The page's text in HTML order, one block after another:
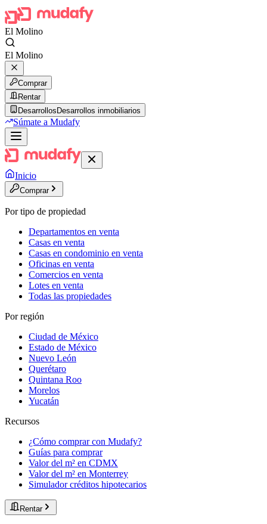
El Molino
El Molino
Comprar
Rentar
Desarrollos Desarrollos inmobiliarios
Súmate a Mudafy
Inicio
Comprar
Por tipo de propiedad
Departamentos en venta
Casas en venta
Casas en condominio en venta
Oficinas en venta
Comercios en venta
Lotes en venta
Todas las propiedades
Por región
Ciudad de México
Estado de México
Nuevo León
Querétaro
Quintana Roo
Morelos
Yucatán
Recursos
¿Cómo comprar con Mudafy?
Guías para comprar
Valor del m² en CDMX
Valor del m² en Monterrey
Simulador créditos hipotecarios
Rentar